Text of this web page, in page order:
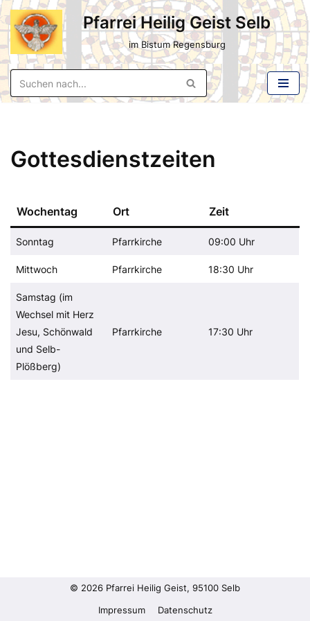
Zum
Inhalt
springen
Pfarrei Heilig Geist Selb
im Bistum Regensburg
Gottesdienstzeiten
Wochentag Ort Zeit
Sonntag Pfarrkirche 09:00 Uhr
Mittwoch Pfarrkirche 18:30 Uhr
Samstag (im
Wechsel mit Herz
Jesu, Schönwald
und Selb-
Plößberg)
Pfarrkirche 17:30 Uhr
© 2026 Pfarrei Heilig Geist, 95100 Selb
Impressum Datenschutz